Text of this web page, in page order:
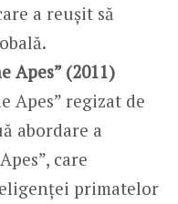
a reușit să
Apes” (2011)
Apes” regizat de
abordare a
care
primatelor